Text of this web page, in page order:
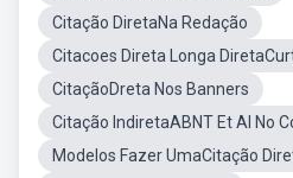
Citação DiretaNa Redação
Citacoes Direta Longa
CitaçãoDreta Nos Banners
Citação IndiretaABNT Et Al No
Modelos Fazer UmaCitação